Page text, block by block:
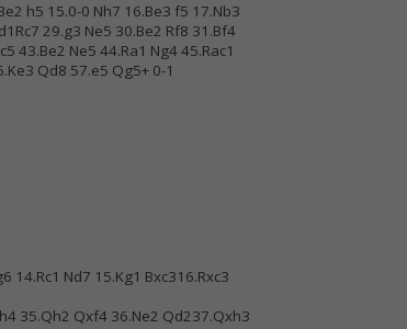
h5 15.0-0 Nh7 16.Be3 f5 17.Nb3
29.g3 Ne5 30.Be2 Rf8 31.Bf4
43.Be2 Ne5 44.Ra1 Ng4 45.Rac1
Qd8 57.e5 Qg5+ 0-1
14.Rc1 Nd7 15.Kg1 Bxc316.Rxc3
35.Qh2 Qxf4 36.Ne2 Qd237.Qxh3